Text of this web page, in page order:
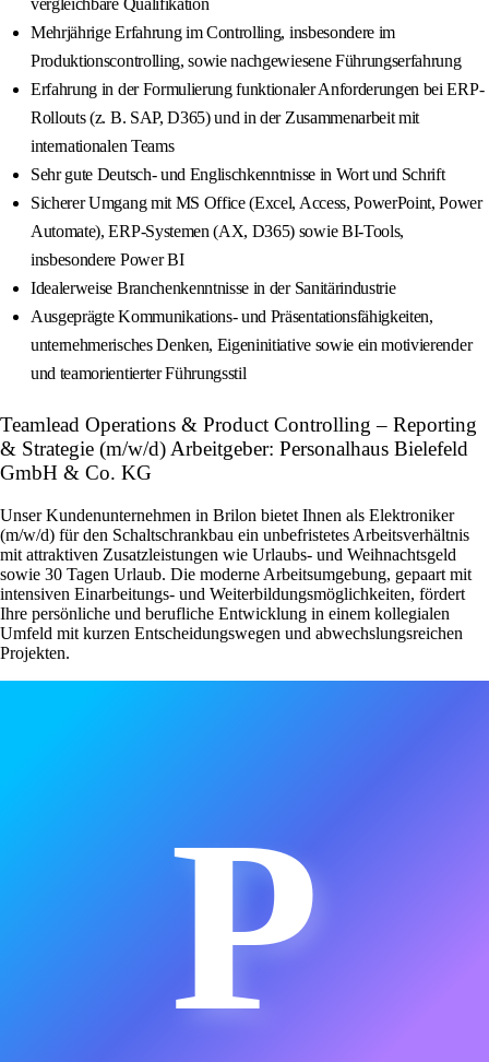
vergleichbare Qualifikation
Mehrjährige Erfahrung im Controlling, insbesondere im
Produktionscontrolling, sowie nachgewiesene Führungserfahrung
Erfahrung in der Formulierung funktionaler Anforderungen bei ERP-
Rollouts (z. B. SAP, D365) und in der Zusammenarbeit mit
internationalen Teams
Sehr gute Deutsch- und Englischkenntnisse in Wort und Schrift
Sicherer Umgang mit MS Office (Excel, Access, PowerPoint, Power
Automate), ERP-Systemen (AX, D365) sowie BI-Tools,
insbesondere Power BI
Idealerweise Branchenkenntnisse in der Sanitärindustrie
Ausgeprägte Kommunikations- und Präsentationsfähigkeiten,
unternehmerisches Denken, Eigeninitiative sowie ein motivierender
und teamorientierter Führungsstil
Teamlead Operations & Product Controlling – Reporting
& Strategie (m/w/d) Arbeitgeber: Personalhaus Bielefeld
GmbH & Co. KG
Unser Kundenunternehmen in Brilon bietet Ihnen als Elektroniker
(m/w/d) für den Schaltschrankbau ein unbefristetes Arbeitsverhältnis
mit attraktiven Zusatzleistungen wie Urlaubs- und Weihnachtsgeld
sowie 30 Tagen Urlaub. Die moderne Arbeitsumgebung, gepaart mit
intensiven Einarbeitungs- und Weiterbildungsmöglichkeiten, fördert
Ihre persönliche und berufliche Entwicklung in einem kollegialen
Umfeld mit kurzen Entscheidungswegen und abwechslungsreichen
Projekten.
P